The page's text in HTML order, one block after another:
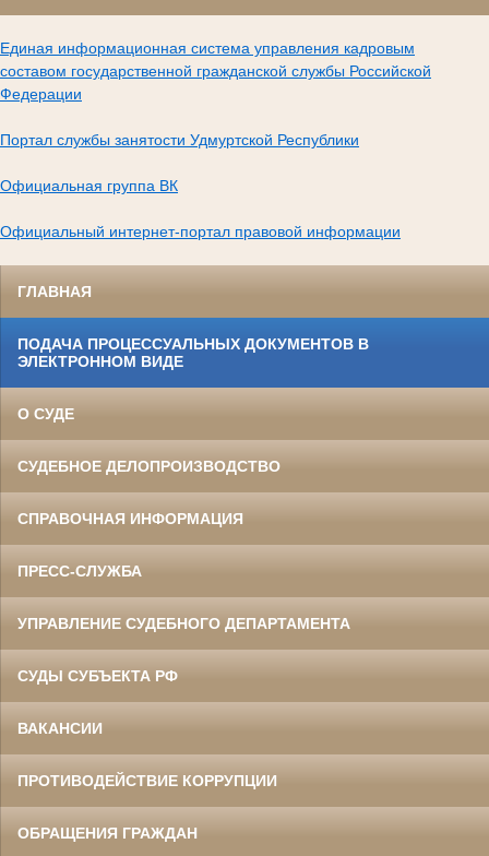
Единая информационная система управления кадровым
составом государственной гражданской службы Российской
Федерации
Портал службы занятости Удмуртской Республики
Официальная группа ВК
Официальный интернет-портал правовой информации
ГЛАВНАЯ
ПОДАЧА ПРОЦЕССУАЛЬНЫХ ДОКУМЕНТОВ В
ЭЛЕКТРОННОМ ВИДЕ
О СУДЕ
СУДЕБНОЕ ДЕЛОПРОИЗВОДСТВО
СПРАВОЧНАЯ ИНФОРМАЦИЯ
ПРЕСС-СЛУЖБА
УПРАВЛЕНИЕ СУДЕБНОГО ДЕПАРТАМЕНТА
СУДЫ СУБЪЕКТА РФ
ВАКАНСИИ
ПРОТИВОДЕЙСТВИЕ КОРРУПЦИИ
ОБРАЩЕНИЯ ГРАЖДАН